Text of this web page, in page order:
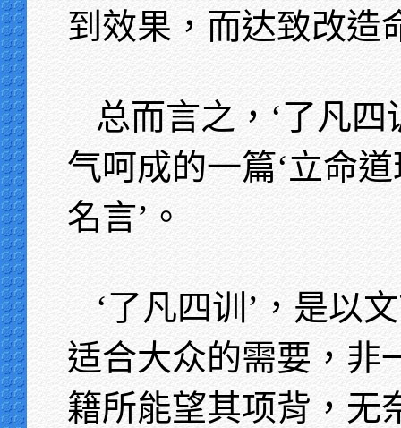
到效果，而达致改造
总而言之，‘了凡四
气呵成的一篇‘立命
名言’。
‘了凡四训’，是以
适合大众的需要，非
籍所能望其项背，无